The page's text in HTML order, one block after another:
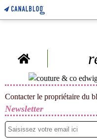
Home
Contacter le propriétaire du
Newsletter